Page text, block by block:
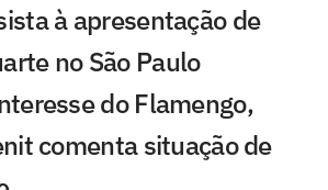
à apresentação de
no São Paulo
do Flamengo,
comenta situação de